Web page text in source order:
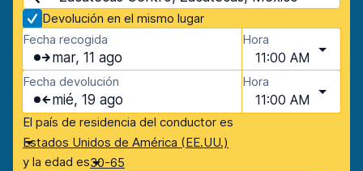
Devolución en el mismo lugar
Fecha recogida
mar, 11 ago
Hora
11:00 AM
Fecha devolución
mié, 19 ago
Hora
11:00 AM
El país de residencia del conductor es
Estados Unidos de América (EE.UU.)
y la edad es30-65